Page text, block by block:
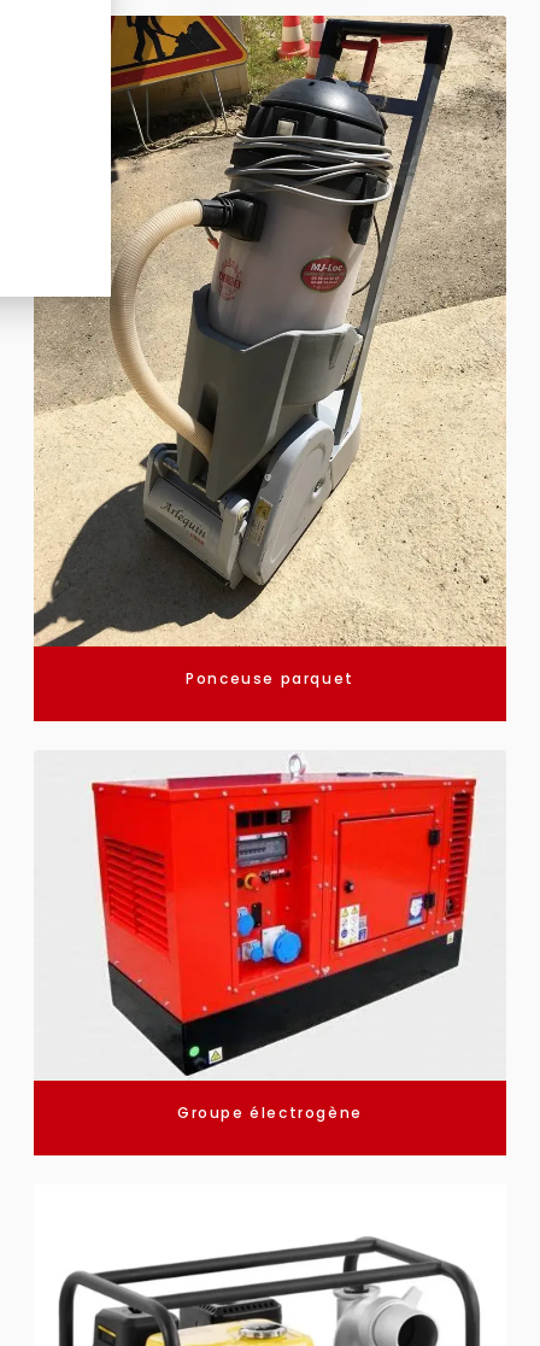
Ponceuse parquet
Groupe électrogène